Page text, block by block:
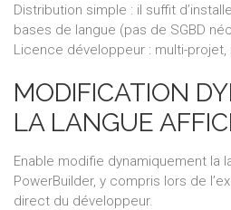
Distribution simple : il suffit
bases de langue (pas de SGBD
Licence développeur : multi-
MODIFICATION
LA LANGUE
Enable modifie dynamiquement la
PowerBuilder, y compris lors de
direct du développeur.